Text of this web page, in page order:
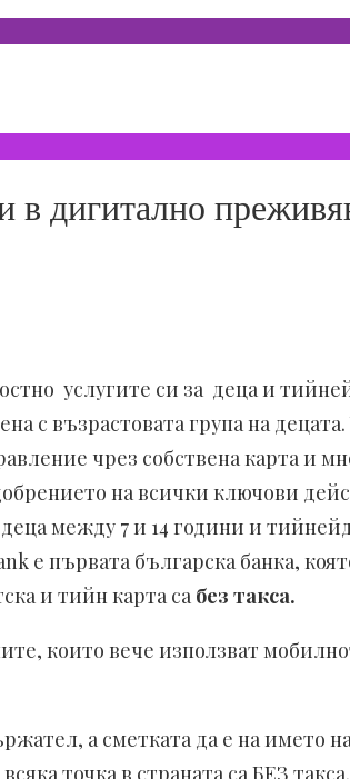
дигитално
услугите си за деца и
с възрастовата група на
чрез собствена карта и
на всички ключови
между 7 и 14 години и
e първата българска банка,
и тийн карта са без такса.
които вече използват
а сметката да е на името
точка в страната са БЕЗ такса.